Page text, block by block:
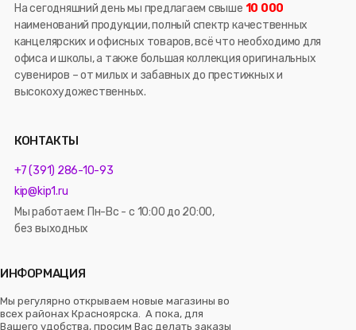
На сегодняшний день мы предлагаем свыше 10 000
наименований продукции, полный спектр качественных
канцелярских и офисных товаров, всё что необходимо для
офиса и школы, а также большая коллекция оригинальных
сувениров – от милых и забавных до престижных и
высокохудожественных.
КОНТАКТЫ
+7 (391) 286-10-93
kip@kip1.ru
Мы работаем: Пн-Вс - с 10:00 до 20:00,
без выходных
ИНФОРМАЦИЯ
Мы регулярно открываем новые магазины во
всех районах Красноярска. А пока, для
Вашего удобства, просим Вас делать заказы